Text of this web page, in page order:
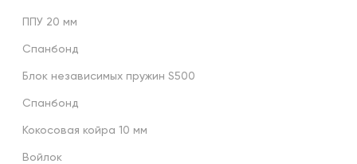
ППУ 20 мм
Спанбонд
Блок независимых пружин S500
Спанбонд
Кокосовая койра 10 мм
Войлок